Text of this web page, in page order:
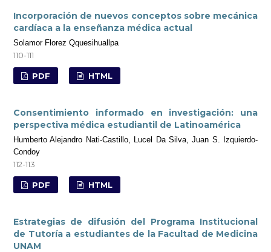
Incorporación de nuevos conceptos sobre mecánica
cardíaca a la enseñanza médica actual
Solamor Florez Qquesihuallpa
110-111
PDF HTML
Consentimiento informado en investigación: una
perspectiva médica estudiantil de Latinoamérica
Humberto Alejandro Nati-Castillo, Lucel Da Silva, Juan S. Izquierdo-
Condoy
112-113
PDF HTML
Estrategias de difusión del Programa Institucional
de Tutoría a estudiantes de la Facultad de Medicina
UNAM